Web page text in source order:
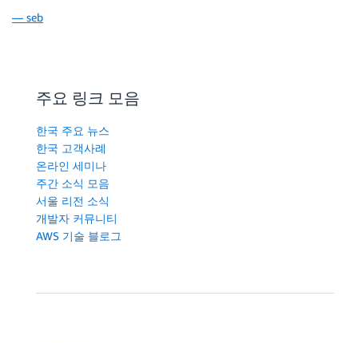
— seb
주요 링크 모음
한국 주요 뉴스
한국 고객사례
온라인 세미나
주간 소식 모음
서울 리전 소식
개발자 커뮤니티
AWS 기술 블로그